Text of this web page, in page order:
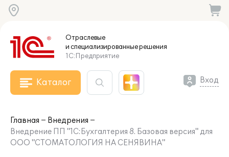
Отраслевые
и специализированныерешения
1С:Предприятие
Каталог Вход
Главная
Внедрения
Внедрение ПП "1С:Бухгалтерия 8. Базовая версия" для
ООО "СТОМАТОЛОГИЯ НА СЕНЯВИНА"